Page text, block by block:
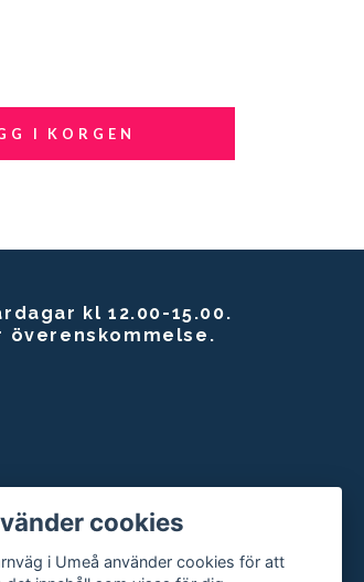
I KORGEN
kl 12.00-15.00.
cookies
i Umeå använder cookies för att